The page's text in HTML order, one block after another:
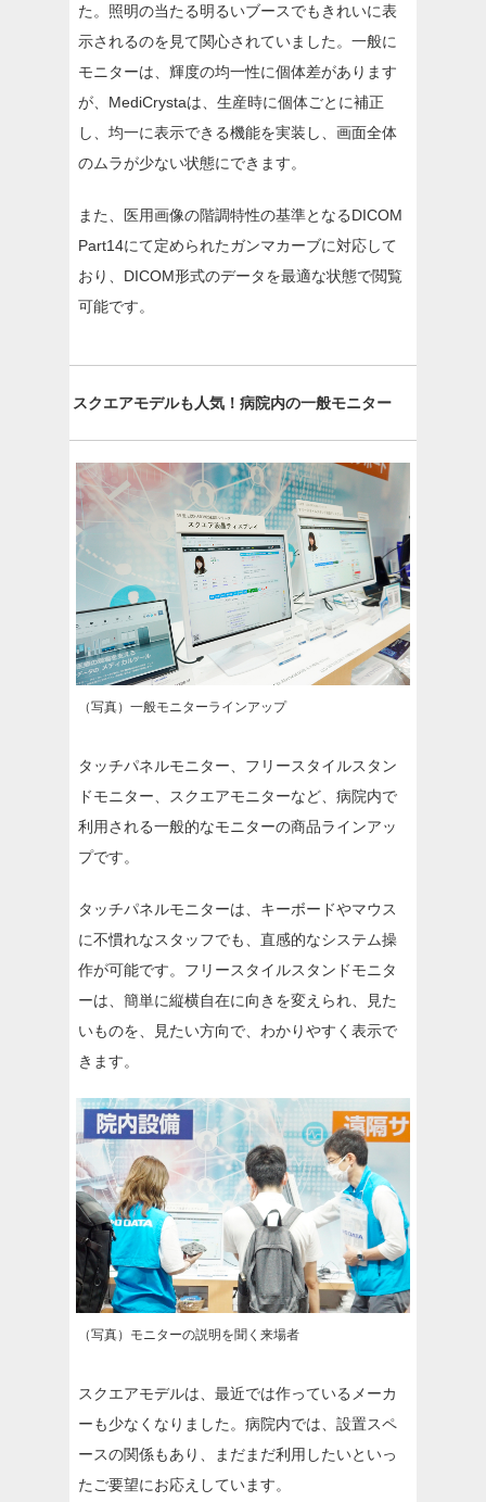
た。照明の当たる明るいブースでもきれいに表
示されるのを見て関心されていました。一般に
モニターは、輝度の均一性に個体差があります
が、MediCrystaは、生産時に個体ごとに補正
し、均一に表示できる機能を実装し、画面全体
のムラが少ない状態にできます。
また、医用画像の階調特性の基準となるDICOM
Part14にて定められたガンマカーブに対応して
おり、DICOM形式のデータを最適な状態で閲覧
可能です。
スクエアモデルも人気！病院内の一般モニター
（写真）一般モニターラインアップ
タッチパネルモニター、フリースタイルスタン
ドモニター、スクエアモニターなど、病院内で
利用される一般的なモニターの商品ラインアッ
プです。
タッチパネルモニターは、キーボードやマウス
に不慣れなスタッフでも、直感的なシステム操
作が可能です。フリースタイルスタンドモニタ
ーは、簡単に縦横自在に向きを変えられ、見た
いものを、見たい方向で、わかりやすく表示で
きます。
（写真）モニターの説明を聞く来場者
スクエアモデルは、最近では作っているメーカ
ーも少なくなりました。病院内では、設置スペ
ースの関係もあり、まだまだ利用したいといっ
たご要望にお応えしています。